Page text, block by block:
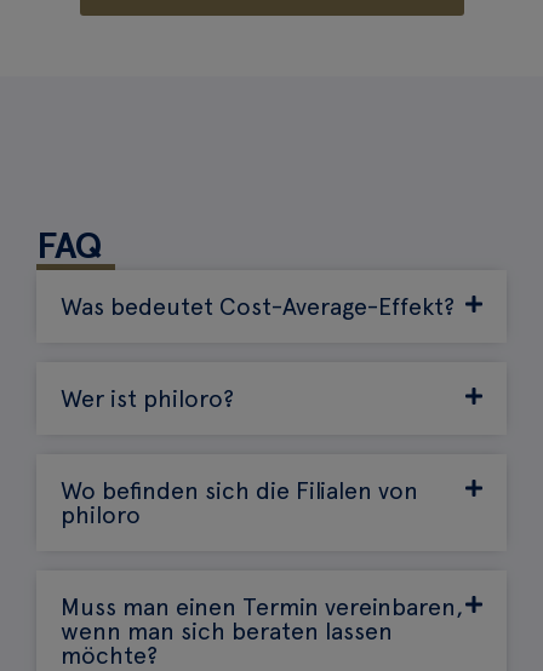
FAQ
Was bedeutet Cost-Average-Effekt?
Wer ist philoro?
Wo befinden sich die Filialen von
philoro
Muss man einen Termin vereinbaren,
wenn man sich beraten lassen
möchte?